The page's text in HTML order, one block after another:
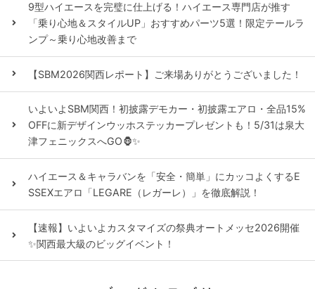
9型ハイエースを完璧に仕上げる！ハイエース専門店が推す
「乗り心地＆スタイルUP」おすすめパーツ5選！限定テールラ
ンプ～乗り心地改善まで
【SBM2026関西レポート】ご来場ありがとうございました！
いよいよSBM関西！初披露デモカー・初披露エアロ・全品15%
OFFに新デザインウッホステッカープレゼントも！5/31は泉大
津フェニックスへGO🦍✨
ハイエース＆キャラバンを「安全・簡単」にカッコよくするE
SSEXエアロ「LEGARE（レガーレ）」を徹底解説！
【速報】いよいよカスタマイズの祭典オートメッセ2026開催
✨関西最大級のビッグイベント！